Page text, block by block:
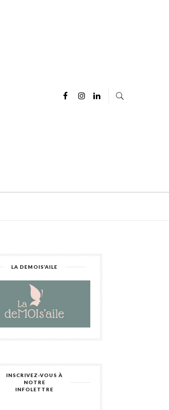
LA DEMOIS’AILE
INSCRIVEZ-VOUS À
NOTRE
INFOLETTRE